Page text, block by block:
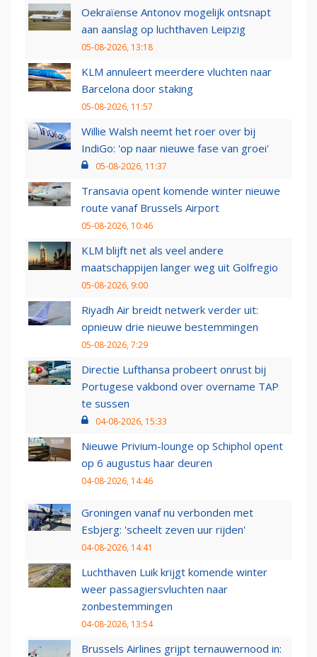
Oekraïense Antonov mogelijk ontsnapt
aan aanslag op luchthaven Leipzig
05-08-2026, 13:18
KLM annuleert meerdere vluchten naar
Barcelona door staking
05-08-2026, 11:57
Willie Walsh neemt het roer over bij
IndiGo: 'op naar nieuwe fase van groei'
05-08-2026, 11:37
Transavia opent komende winter nieuwe
route vanaf Brussels Airport
05-08-2026, 10:46
KLM blijft net als veel andere
maatschappijen langer weg uit Golfregio
05-08-2026, 9:00
Riyadh Air breidt netwerk verder uit:
opnieuw drie nieuwe bestemmingen
05-08-2026, 7:29
Directie Lufthansa probeert onrust bij
Portugese vakbond over overname TAP
te sussen
04-08-2026, 15:33
Nieuwe Privium-lounge op Schiphol opent
op 6 augustus haar deuren
04-08-2026, 14:46
Groningen vanaf nu verbonden met
Esbjerg: 'scheelt zeven uur rijden'
04-08-2026, 14:41
Luchthaven Luik krijgt komende winter
weer passagiersvluchten naar
zonbestemmingen
04-08-2026, 13:54
Brussels Airlines grijpt ternauwernood in: